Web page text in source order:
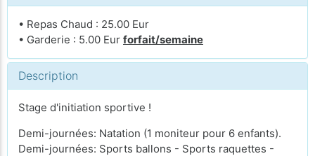
• Repas Chaud : 25.00 Eur
• Garderie : 5.00 Eur forfait/semaine
Description
Stage d'initiation sportive !
Demi-journées: Natation (1 moniteur pour 6 enfants).
Demi-journées: Sports ballons - Sports raquettes -